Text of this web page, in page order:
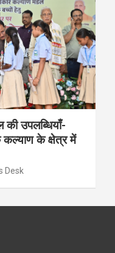
उपलब्धियाँ-
कल्याण के क्षेत्र में
Desk